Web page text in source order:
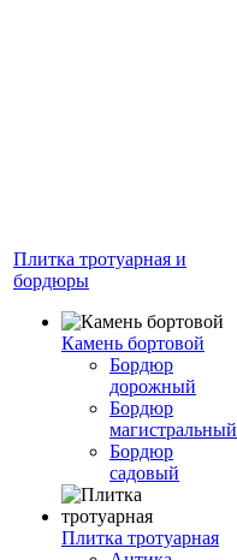
Плитка тротуарная и
бордюры
Камень бортовой
Бордюр
дорожный
Бордюр
магистральный
Бордюр
садовый
Плитка тротуарная